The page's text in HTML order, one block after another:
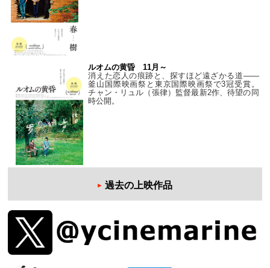
ルオムの黄昏 11月～
消えた恋人の痕跡と、探すほど遠ざかる道——
釜山国際映画祭と東京国際映画祭で3冠受賞。
チャン・リュル（張律）監督最新2作、待望の同
時公開。
過去の上映作品